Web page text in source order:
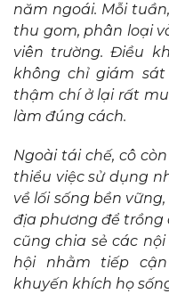
năm ngoái. Mỗi
thu gom, phân loại
viên trường. Điều
không chỉ giám
thậm chí ở lại rất
làm đúng cách.
Ngoài tái chế, cô
thiểu việc sử dụng
về lối sống bền
địa phương để trồng
cũng chia sẻ các
hội nhằm tiếp
khuyến khích họ